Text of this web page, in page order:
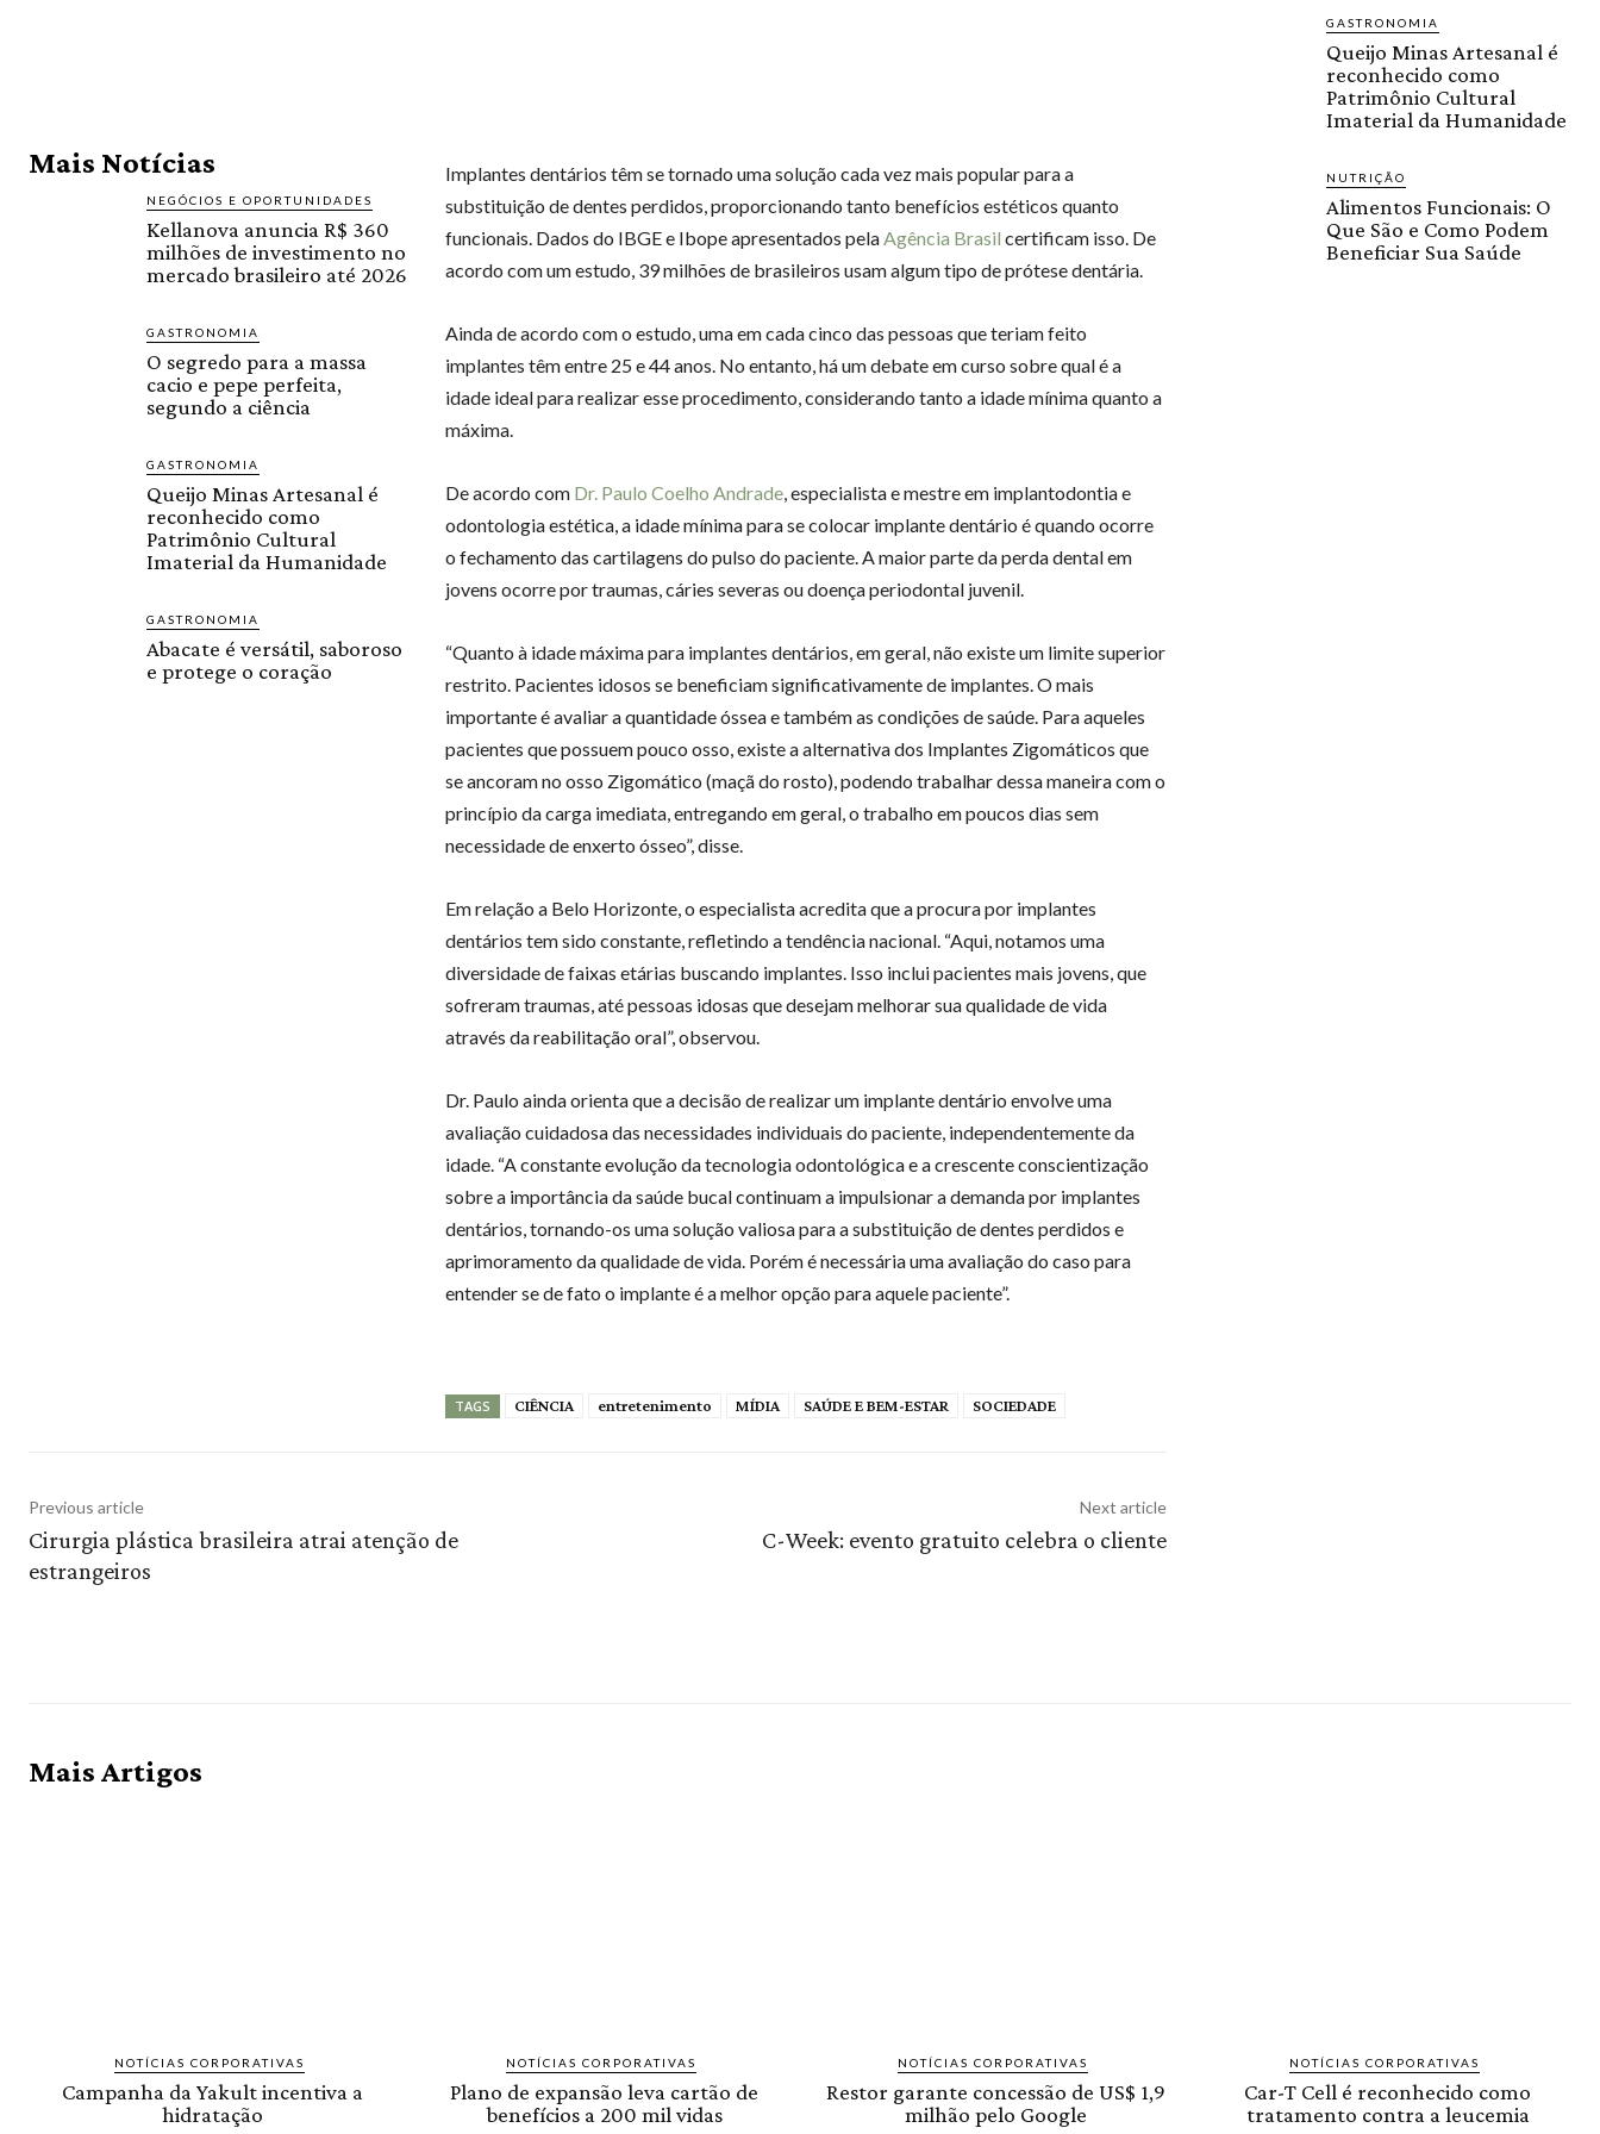
Mais Notícias
NEGÓCIOS E OPORTUNIDADES
Kellanova anuncia R$ 360
milhões de investimento no
mercado brasileiro até 2026
GASTRONOMIA
O segredo para a massa
cacio e pepe perfeita,
segundo a ciência
GASTRONOMIA
Queijo Minas Artesanal é
reconhecido como
Patrimônio Cultural
Imaterial da Humanidade
GASTRONOMIA
Abacate é versátil, saboroso
e protege o coração
Implantes dentários têm se tornado uma solução cada vez mais popular para a
substituição de dentes perdidos, proporcionando tanto benefícios estéticos quanto
funcionais. Dados do IBGE e Ibope apresentados pelaAgência Brasil certificam isso. De
acordo com um estudo, 39 milhões de brasileiros usam algum tipo de prótese dentária.
Ainda de acordo com o estudo, uma em cada cinco das pessoas que teriam feito
implantes têm entre 25 e 44 anos. No entanto, há um debate em curso sobre qual é a
idade ideal para realizar esse procedimento, considerando tanto a idade mínima quanto a
máxima.
De acordo com Dr. Paulo Coelho Andrade, especialista e mestre em implantodontia e
odontologia estética, a idade mínima para se colocar implante dentário é quando ocorre
o fechamento das cartilagens do pulso do paciente. A maior parte da perda dental em
jovens ocorre por traumas, cáries severas ou doença periodontal juvenil.
“Quanto à idade máxima para implantes dentários, em geral, não existe um limite superior
restrito. Pacientes idosos se beneficiam significativamente de implantes. O mais
importante é avaliar a quantidade óssea e também as condições de saúde. Para aqueles
pacientes que possuem pouco osso, existe a alternativa dos Implantes Zigomáticos que
se ancoram no osso Zigomático (maçã do rosto), podendo trabalhar dessa maneira com o
princípio da carga imediata, entregando em geral, o trabalho em poucos dias sem
necessidade de enxerto ósseo”, disse.
Em relação a Belo Horizonte, o especialista acredita que a procura por implantes
dentários tem sido constante, refletindo a tendência nacional. “Aqui, notamos uma
diversidade de faixas etárias buscando implantes. Isso inclui pacientes mais jovens, que
sofreram traumas, até pessoas idosas que desejam melhorar sua qualidade de vida
através da reabilitação oral”, observou.
Dr. Paulo ainda orienta que a decisão de realizar um implante dentário envolve uma
avaliação cuidadosa das necessidades individuais do paciente, independentemente da
idade. “A constante evolução da tecnologia odontológica e a crescente conscientização
sobre a importância da saúde bucal continuam a impulsionar a demanda por implantes
dentários, tornando-os uma solução valiosa para a substituição de dentes perdidos e
aprimoramento da qualidade de vida. Porém é necessária uma avaliação do caso para
entender se de fato o implante é a melhor opção para aquele paciente”.
TAGS CIÊNCIA entretenimento MÍDIA SAÚDE E BEM-ESTAR SOCIEDADE
Previous article
Cirurgia plástica brasileira atrai atenção de
estrangeiros
Next article
C-Week: evento gratuito celebra o cliente
GASTRONOMIA
Queijo Minas Artesanal é
reconhecido como
Patrimônio Cultural
Imaterial da Humanidade
NUTRIÇÃO
Alimentos Funcionais: O
Que São e Como Podem
Beneficiar Sua Saúde
Mais Artigos
NOTÍCIAS CORPORATIVAS
Campanha da Yakult incentiva a
hidratação
NOTÍCIAS CORPORATIVAS
Plano de expansão leva cartão de
benefícios a 200 mil vidas
NOTÍCIAS CORPORATIVAS
Restor garante concessão de US$ 1,9
milhão pelo Google
NOTÍCIAS CORPORATIVAS
Car-T Cell é reconhecido como
tratamento contra a leucemia